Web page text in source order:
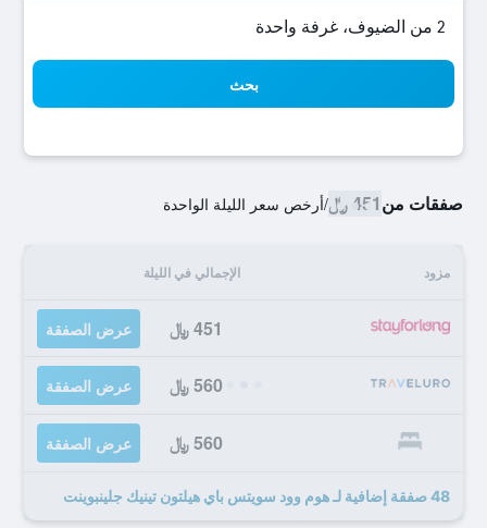
2 من الضيوف، غرفة واحدة
بحث
صفقات من451 ﷼ /أرخص سعر الليلة الواحدة
مزود الإجمالي في الليلة
451 ﷼ عرض الصفقة
560 ﷼ عرض الصفقة
560 ﷼ عرض الصفقة
48 صفقة إضافية لـ هوم وود سويتس باي هيلتون تينيك جلينبوينت